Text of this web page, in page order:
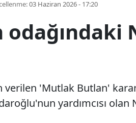
03 Haziran 2026 - 17:20
verilen 'Mutlak Butlan'
yardımcısı